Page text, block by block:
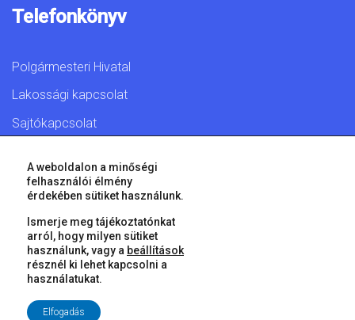
Telefonkönyv
Polgármesteri Hivatal
Lakossági kapcsolat
Sajtókapcsolat
© 2026 Győr Megyei Jogú Város • Minden jog fenntartva!
A weboldalon a minőségi
felhasználói élmény
érdekében sütiket használunk.
Ismerje meg tájékoztatónkat
arról, hogy milyen sütiket
használunk, vagy a beállítások
résznél ki lehet kapcsolni a
használatukat.
Elfogadás